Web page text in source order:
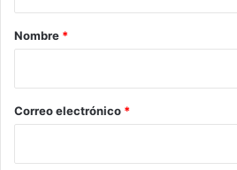
r
*
Nombre *
Correo electrónico *